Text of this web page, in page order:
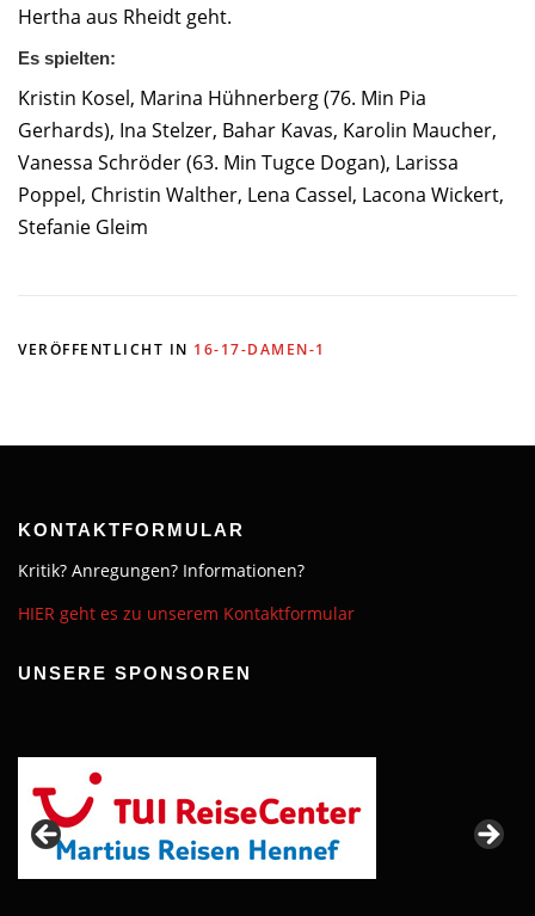
Hertha aus Rheidt geht.
Es spielten:
Kristin Kosel, Marina Hühnerberg (76. Min Pia
Gerhards), Ina Stelzer, Bahar Kavas, Karolin Maucher,
Vanessa Schröder (63. Min Tugce Dogan), Larissa
Poppel, Christin Walther, Lena Cassel, Lacona Wickert,
Stefanie Gleim
VERÖFFENTLICHT IN 16-17-DAMEN-1
KONTAKTFORMULAR
Kritik? Anregungen? Informationen?
HIER geht es zu unserem Kontaktformular
UNSERE SPONSOREN